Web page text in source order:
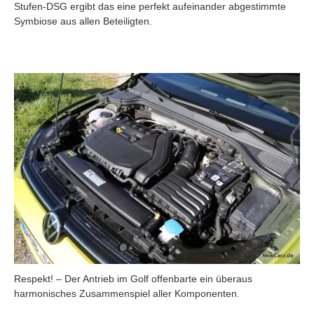
Stufen-DSG ergibt das eine perfekt aufeinander abgestimmte
Symbiose aus allen Beteiligten.
Respekt! – Der Antrieb im Golf offenbarte ein überaus
harmonisches Zusammenspiel aller Komponenten.